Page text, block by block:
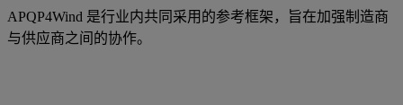
APQP4Wind 是行业内共同采用的参考框架，旨在加强制造商
与供应商之间的协作。